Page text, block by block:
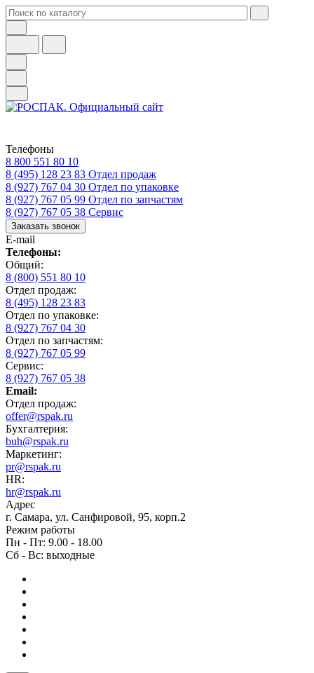
Телефоны
8 800 551 80 10
8 (495) 128 23 83 Отдел продаж
8 (927) 767 04 30 Отдел по упаковке
8 (927) 767 05 99 Отдел по запчастям
8 (927) 767 05 38 Сервис
Заказать звонок
E-mail
Телефоны:
Общий:
8 (800) 551 80 10
Отдел продаж:
8 (495) 128 23 83
Отдел по упаковке:
8 (927) 767 04 30
Отдел по запчастям:
8 (927) 767 05 99
Сервис:
8 (927) 767 05 38
Email:
Отдел продаж:
offer@rspak.ru
Бухгалтерия:
buh@rspak.ru
Маркетинг:
pr@rspak.ru
HR:
hr@rspak.ru
Адрес
г. Самара, ул. Санфировой, 95, корп.2
Режим работы
Пн - Пт: 9.00 - 18.00
Сб - Вс: выходные